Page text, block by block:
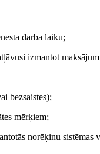
darba laiku;
izmantot
bezsaistes);
mērķiem;
norēķinu sistēmas